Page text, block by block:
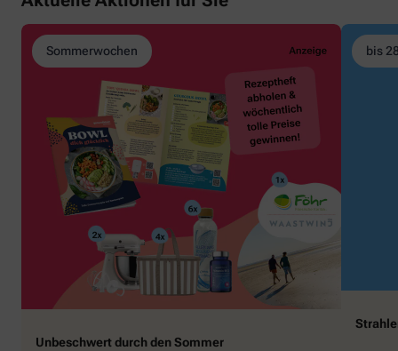
Sommerwochen
Unbeschwert durch den Sommer
bis